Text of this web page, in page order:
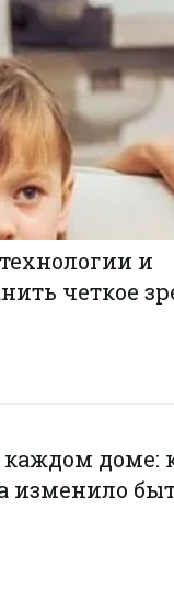
и
четкое
доме:
изменило